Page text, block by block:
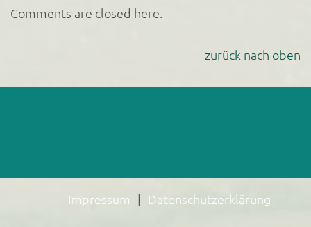
Comments are closed here.
zurück nach oben
Impressum Datenschutzerklärung